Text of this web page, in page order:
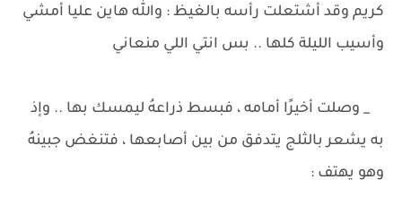
كريم وقد أشتعلت رأسه بالغيظ : والله هاين عليا أمشي
وأسيب الليلة كلها .. بس انتي اللي منعاني
_ وصلت أخيرًا أمامه ، فبسط ذراعهُ ليمسك بها .. وإذ
به يشعر بالثلج يتدفق من بين أصابعها ، فتنغض جبينهُ
وهو يهتف :